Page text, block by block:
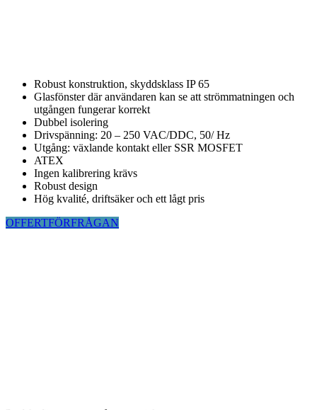
Robust konstruktion, skyddsklass IP 65
Glasfönster där användaren kan se att strömmatningen och
utgången fungerar korrekt
Dubbel isolering
Drivspänning: 20 – 250 VAC/DDC, 50/ Hz
Utgång: växlande kontakt eller SSR MOSFET
ATEX
Ingen kalibrering krävs
Robust design
Hög kvalité, driftsäker och ett lågt pris
OFFERTFÖRFRÅGAN